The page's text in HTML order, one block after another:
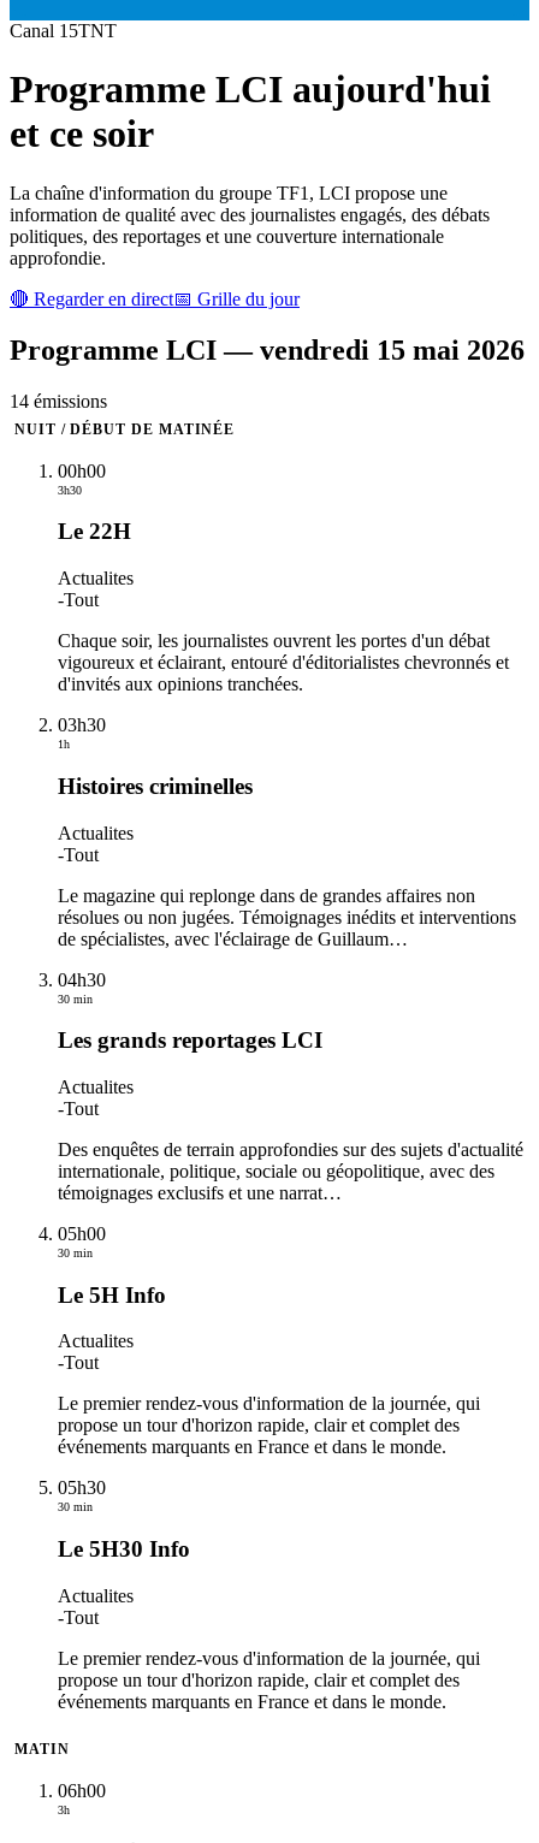
Canal 15TNT
Programme LCI aujourd'hui
et ce soir
La chaîne d'information du groupe TF1, LCI propose une
information de qualité avec des journalistes engagés, des débats
politiques, des reportages et une couverture internationale
approfondie.
🔴 Regarder en direct📅 Grille du jour
Programme LCI—vendredi 15 mai 2026
14 émissions
NUIT / DÉBUT DE MATINÉE
00h00
3h30
Le 22H
Actualites
-Tout
Chaque soir, les journalistes ouvrent les portes d'un débat
vigoureux et éclairant, entouré d'éditorialistes chevronnés et
d'invités aux opinions tranchées.
03h30
1h
Histoires criminelles
Actualites
-Tout
Le magazine qui replonge dans de grandes affaires non
résolues ou non jugées. Témoignages inédits et interventions
de spécialistes, avec l'éclairage de Guillaum…
04h30
30 min
Les grands reportages LCI
Actualites
-Tout
Des enquêtes de terrain approfondies sur des sujets d'actualité
internationale, politique, sociale ou géopolitique, avec des
témoignages exclusifs et une narrat…
05h00
30 min
Le 5H Info
Actualites
-Tout
Le premier rendez-vous d'information de la journée, qui
propose un tour d'horizon rapide, clair et complet des
événements marquants en France et dans le monde.
05h30
30 min
Le 5H30 Info
Actualites
-Tout
Le premier rendez-vous d'information de la journée, qui
propose un tour d'horizon rapide, clair et complet des
événements marquants en France et dans le monde.
MATIN
06h00
3h